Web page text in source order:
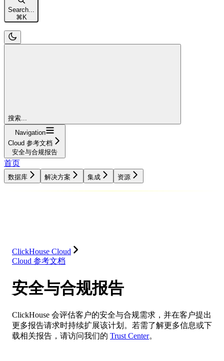
Search...
⌘ K
搜索...
Navigation
Cloud 参考文档
安全与合规报告
首页
数据库 解决方案 集成 资源
ClickHouse Cloud
Cloud 参考文档
安全与合规报告
ClickHouse 会评估客户的安全与合规需求，并在客户提出
更多报告请求时持续扩展该计划。若需了解更多信息或下
载相关报告，请访问我们的 Trust Center。